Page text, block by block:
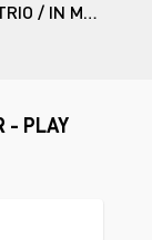
THE FURE TRIO / IN MOTION
- PLAY